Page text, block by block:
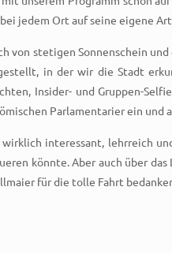
jedem Ort auf seine eigene
von stetigen Sonnenschein
in der wir die Stadt
Insider- und Gruppen-
Parlamentarier ein und
wirklich interessant, lehrreich
könnte. Aber auch über
für die tolle Fahrt